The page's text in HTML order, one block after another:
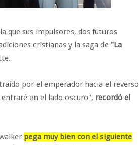
que sus impulsores, dos futuros
cristianas y la saga de "La
por el emperador hacia el reverso
en el lado oscuro", recordó el
pega muy bien con el siguiente